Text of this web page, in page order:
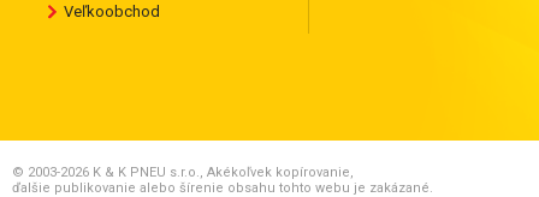
Veľkoobchod
© 2003-2026 K & K PNEU s.r.o., Akékoľvek kopírovanie,
ďalšie publikovanie alebo šírenie obsahu tohto webu je zakázané.